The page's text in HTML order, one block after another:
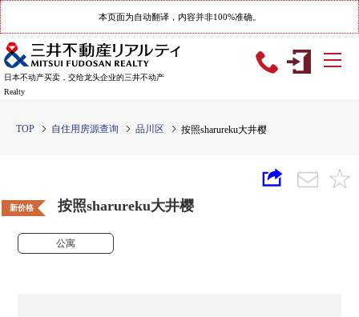
本页面为自动翻译，内容并非100%准确。
日本不动产买卖，交给龙头企业的三井不动产
Realty
TOP 自住用房源查询 品川区 按照sharureku大井樱
新价格 按照sharureku大井樱
公寓